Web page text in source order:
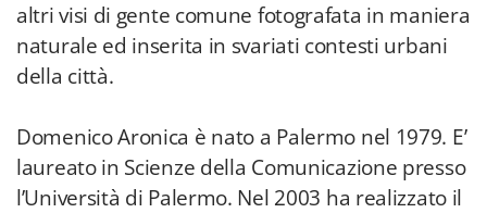
altri visi di gente comune fotografata in maniera
naturale ed inserita in svariati contesti urbani
della città.
Domenico Aronica è nato a Palermo nel 1979. E’
laureato in Scienze della Comunicazione presso
l’Università di Palermo. Nel 2003 ha realizzato il